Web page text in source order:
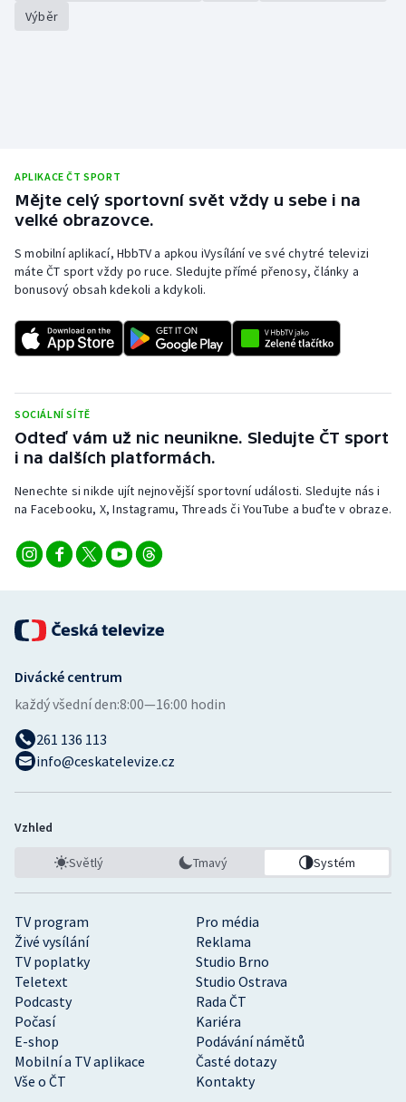
Výběr
APLIKACE ČT SPORT
Mějte celý sportovní svět vždy u sebe i na
velké obrazovce.
S mobilní aplikací, HbbTV a apkou iVysílání ve své chytré televizi
máte ČT sport vždy po ruce. Sledujte přímé přenosy, články a
bonusový obsah kdekoli a kdykoli.
SOCIÁLNÍ SÍTĚ
Odteď vám už nic neunikne. Sledujte ČT sport
i na dalších platformách.
Nenechte si nikde ujít nejnovější sportovní události. Sledujte nás i
na Facebooku, X, Instagramu, Threads či YouTube a buďte v obraze.
TV program
Pro média
Živé vysílání
Reklama
TV poplatky
Studio Brno
Teletext
Studio Ostrava
Podcasty
Rada ČT
Počasí
Kariéra
E-shop
Podávání námětů
Mobilní a TV aplikace
Časté dotazy
Vše o ČT
Kontakty
Divácké centrum
každý všední den:8:00—16:00 hodin
261 136 113
info@ceskatelevize.cz
Vzhled
Světlý Tmavý Systém